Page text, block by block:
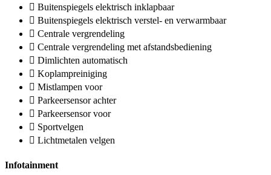
Buitenspiegels elektrisch inklapbaar
Buitenspiegels elektrisch verstel- en verwarmbaar
Centrale vergrendeling
Centrale vergrendeling met afstandsbediening
Dimlichten automatisch
Koplampreiniging
Mistlampen voor
Parkeersensor achter
Parkeersensor voor
Sportvelgen
Lichtmetalen velgen
Infotainment